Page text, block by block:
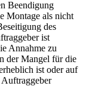
Beendigung
Montage als nicht
des
ist
Annahme zu
der Mangel für die
ist oder auf